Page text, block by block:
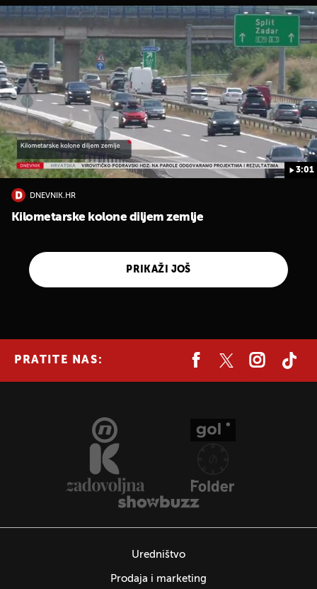
3:01
DNEVNIK.HR
Kilometarske kolone diljem zemlje
PRIKAŽI JOŠ
PRATITE NAS:
Uredništvo
Prodaja i marketing